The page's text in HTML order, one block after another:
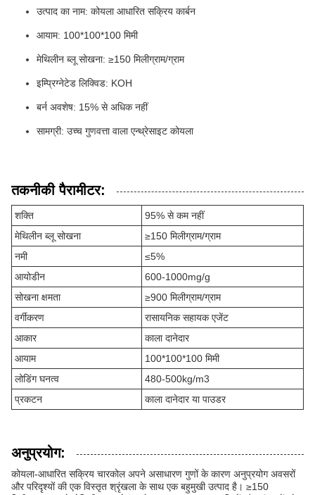
उत्पाद का नाम: कोयला आधारित सक्रिय कार्बन
आयाम: 100*100*100 मिमी
मेथिलीन ब्लू सोखना: ≥150 मिलीग्राम/ग्राम
इम्प्रिग्नेटेड लिक्विड: KOH
बर्न अवशेष: 15% से अधिक नहीं
सामग्री: उच्च गुणवत्ता वाला एन्थ्रेसाइट कोयला
तकनीकी पैरामीटर:
शक्ति
95% से कम नहीं
मेथिलीन ब्लू सोखना
≥150 मिलीग्राम/ग्राम
नमी
≤5%
आयोडीन
600-1000mg/g
सोखना क्षमता
≥900 मिलीग्राम/ग्राम
वर्गीकरण
रासायनिक सहायक एजेंट
आकार
काला दानेदार
आयाम
100*100*100 मिमी
लोडिंग घनत्व
480-500kg/m3
प्रकटन
काला दानेदार या पाउडर
अनुप्रयोग:
कोयला-आधारित सक्रिय चारकोल अपने असाधारण गुणों के कारण अनुप्रयोग अवसरों
और परिदृश्यों की एक विस्तृत श्रृंखला के साथ एक बहुमुखी उत्पाद है। ≥150